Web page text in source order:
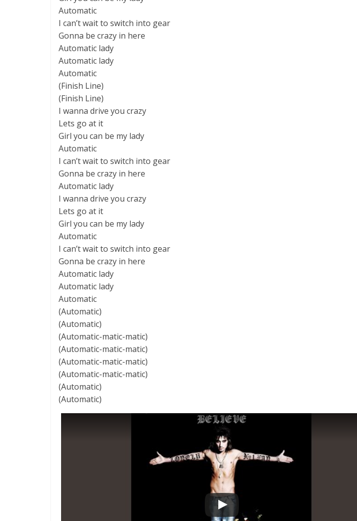
Automatic
I can’t wait to switch into gear
Gonna be crazy in here
Automatic lady
Automatic lady
Automatic
(Finish Line)
(Finish Line)
I wanna drive you crazy
Lets go at it
Girl you can be my lady
Automatic
I can’t wait to switch into gear
Gonna be crazy in here
Automatic lady
I wanna drive you crazy
Lets go at it
Girl you can be my lady
Automatic
I can’t wait to switch into gear
Gonna be crazy in here
Automatic lady
Automatic lady
Automatic
(Automatic)
(Automatic)
(Automatic-matic-matic)
(Automatic-matic-matic)
(Automatic-matic-matic)
(Automatic-matic-matic)
(Automatic)
(Automatic)